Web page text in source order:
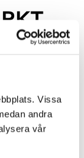
Vissa
andra
vår